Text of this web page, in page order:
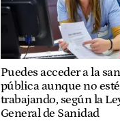
Puedes acceder a la
pública aunque no
trabajando, según la
General de Sanidad